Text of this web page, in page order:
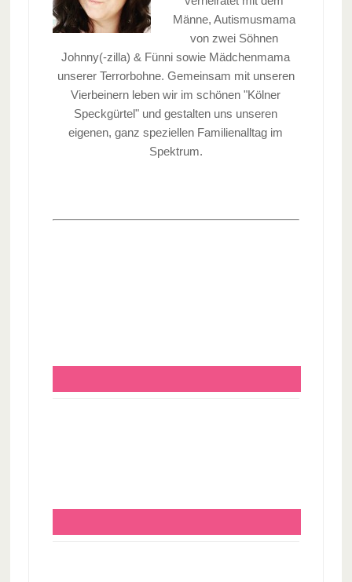
Männe, Autismusmama
von zwei Söhnen
Johnny(-zilla) & Fünni sowie Mädchenmama
unserer Terrorbohne. Gemeinsam mit unseren
Vierbeinern leben wir im schönen "Kölner
Speckgürtel" und gestalten uns unseren
eigenen, ganz speziellen Familienalltag im
Spektrum.